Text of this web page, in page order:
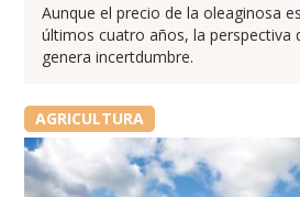
Aunque el precio de la oleaginosa
últimos cuatro años, la perspectiva
genera incertdumbre.
AGRICULTURA